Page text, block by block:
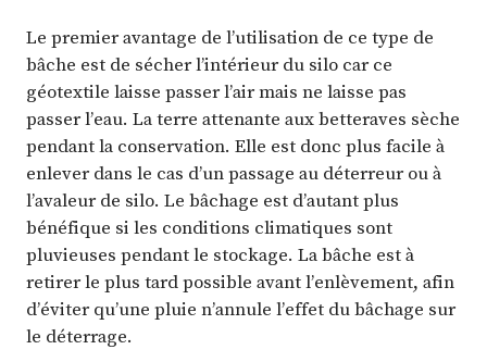
Le premier avantage de l’utilisation de ce type de
bâche est de sécher l’intérieur du silo car ce
géotextile laisse passer l’air mais ne laisse pas
passer l’eau. La terre attenante aux betteraves sèche
pendant la conservation. Elle est donc plus facile à
enlever dans le cas d’un passage au déterreur ou à
l’avaleur de silo. Le bâchage est d’autant plus
bénéfique si les conditions climatiques sont
pluvieuses pendant le stockage. La bâche est à
retirer le plus tard possible avant l’enlèvement, afin
d’éviter qu’une pluie n’annule l’effet du bâchage sur
le déterrage.